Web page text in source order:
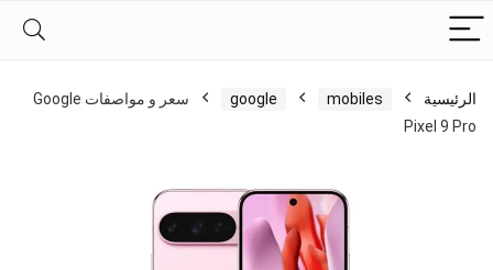
الرئيسية mobiles
google
سعر و مواصفات Google
Pixel 9 Pro